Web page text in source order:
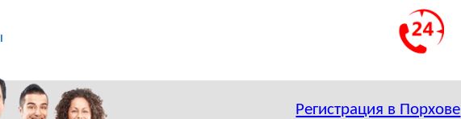
Регистрация в Порхове